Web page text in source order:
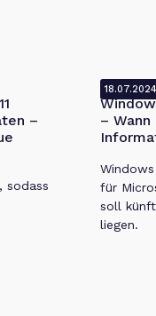
–
sodass
–
für
soll
liegen.